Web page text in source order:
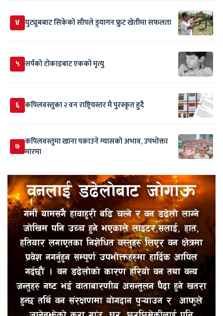
४ युट्युबबाट सिकेको सीपले ड्र्यागन फ्रुट खेतीमा सफलता
५ सर्पकाे टाेकाइबाट एकको मृत्यु
६ कपिलवस्तुका २ वन राष्ट्रियस्तर मै पुरस्कृत हुदै
७ कपिलवस्तुमा खाना पकाउने ग्यासको अभाव, उपभोक्ता
मारमा